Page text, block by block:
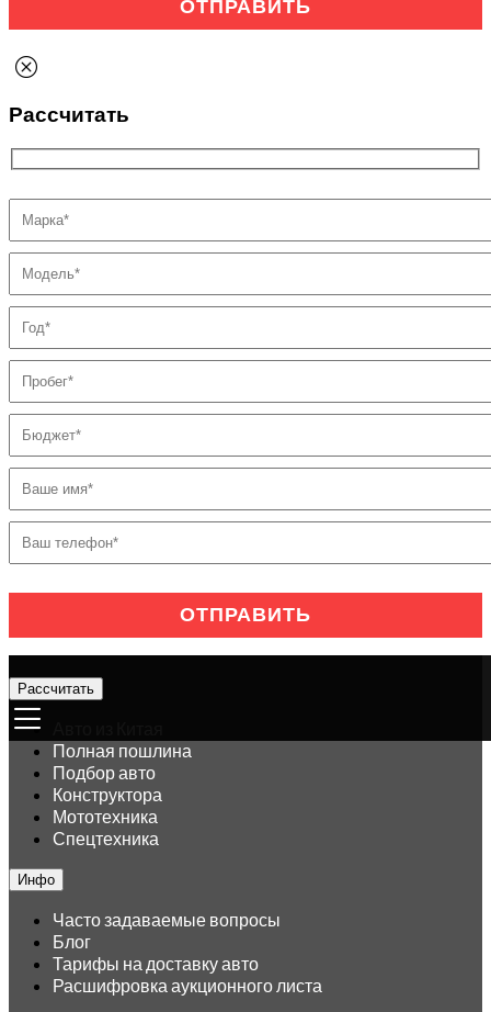
Рассчитать
Рассчитать
Услуги
Полная пошлина
Подбор авто
Конструктора
Мототехника
Спецтехника
Инфо
Часто задаваемые вопросы
Блог
Тарифы на доставку авто
Расшифровка аукционного листа